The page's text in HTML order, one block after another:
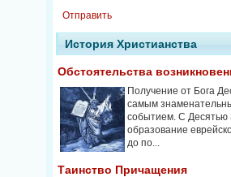
Отправить
История Христианства
Обстоятельства
Получение от Бога
самым
событием. С Десятью
образование
до по...
Таинство Причащения